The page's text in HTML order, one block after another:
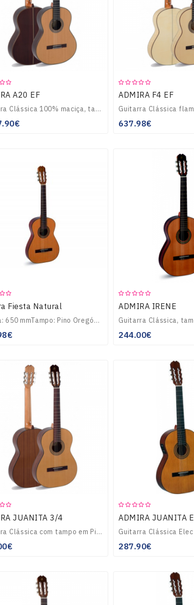
A20 EF
Guitarra Clássica 100% maciça, tampo em cedro maciço, corpo em Pausanto da india maciço, filetes embutidos no tampo e funfo, braço de Caoba com reforço de ébano..
ADMIRA F4 EF
637.98€
Fiesta Natural
Escala: 650 mmTampo: Pino OregónCorpo: SapeliAcabamento: NaturalTamanho: ReduzidoComprimento: 975 mmTrastes: Alpaca..
ADMIRA IRENE
244.00€
JUANITA 3/4
Guitarra Clássica com tampo em Pinho Oregon, fundo e laterais em Sapeli, escala em Mogno e cravelhas em Nickel...
ADMIRA JUANITA E
287.90€